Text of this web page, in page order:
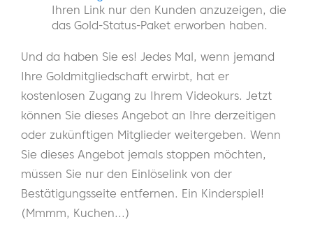
Ihren Link nur den Kunden anzuzeigen, die
das Gold-Status-Paket erworben haben.
Und da haben Sie es! Jedes Mal, wenn jemand
Ihre Goldmitgliedschaft erwirbt, hat er
kostenlosen Zugang zu Ihrem Videokurs. Jetzt
können Sie dieses Angebot an Ihre derzeitigen
oder zukünftigen Mitglieder weitergeben. Wenn
Sie dieses Angebot jemals stoppen möchten,
müssen Sie nur den Einlöselink von der
Bestätigungsseite entfernen. Ein Kinderspiel!
(Mmmm, Kuchen...)